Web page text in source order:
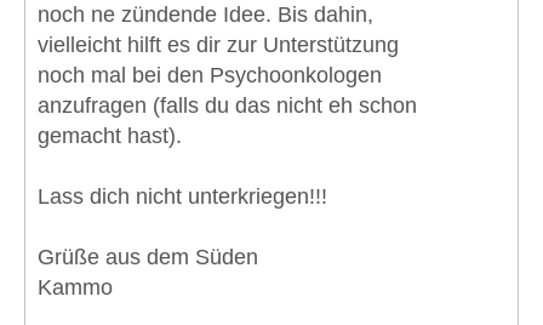
noch ne zündende Idee. Bis dahin,
vielleicht hilft es dir zur Unterstützung
noch mal bei den Psychoonkologen
anzufragen (falls du das nicht eh schon
gemacht hast).
Lass dich nicht unterkriegen!!!
Grüße aus dem Süden
Kammo